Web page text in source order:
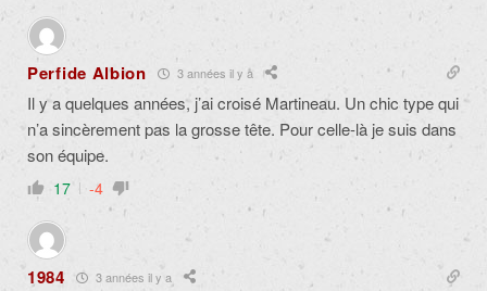
Perfide Albion 3 années il y a
Il y a quelques années, j’ai croisé Martineau. Un chic type qui
n’a sincèrement pas la grosse tête. Pour celle-là je suis dans
son équipe.
17 -4
1984 3 années il y a